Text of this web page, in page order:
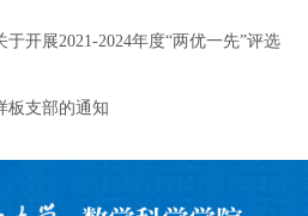
开展2021-2024年度“两优一先”评选
板支部的通知